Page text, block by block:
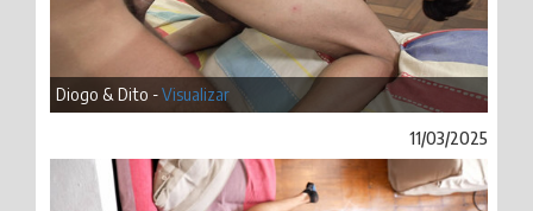
Diogo & Dito -Visualizar
11/03/2025